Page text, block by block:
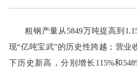
粗钢产量从5849万吨提高到
现“亿吨宝武”的历史性跨越；营业
下历史新高，分别增长115%和